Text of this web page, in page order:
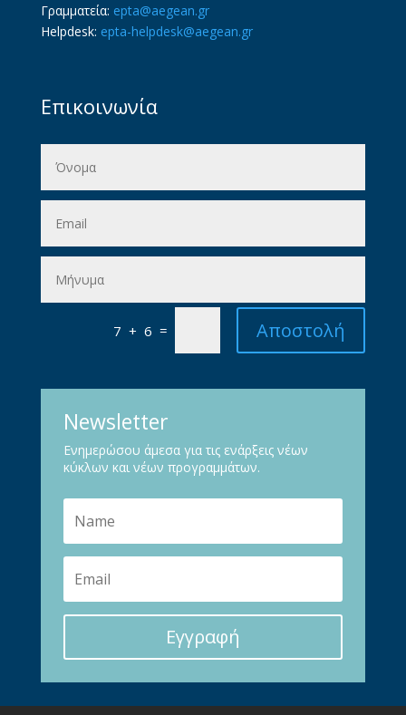
Γραμματεία: epta@aegean.gr
Helpdesk: epta-helpdesk@aegean.gr
Επικοινωνία
7 + 6 = Αποστολή
Newsletter
Ενημερώσου άμεσα για τις ενάρξεις νέων
κύκλων και νέων προγραμμάτων.
Εγγραφή